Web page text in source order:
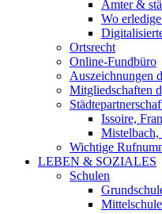
Ämter &
Wo
Ortsrecht
Online-Fundbüro
Auszeichnungen
Mitgliedschaften
Issoire,
Mistelbach,
Wichtige
LEBEN & SOZIALES
Schulen